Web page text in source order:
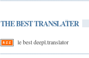
THE BEST TRANSLATER
le best deepl.translator